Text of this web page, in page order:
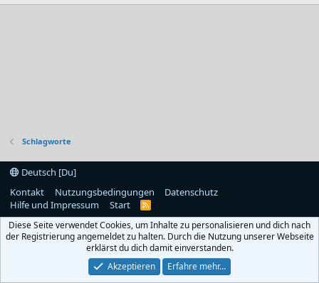
Schlagworte
Deutsch [Du]
Kontakt
Nutzungsbedingungen
Datenschutz
Hilfe und Impressum
Start
R
S
Diese Seite verwendet Cookies, um Inhalte zu personalisieren und dich nach
der Registrierung angemeldet zu halten. Durch die Nutzung unserer Webseite
erklärst du dich damit einverstanden.
Akzeptieren
Erfahre mehr…